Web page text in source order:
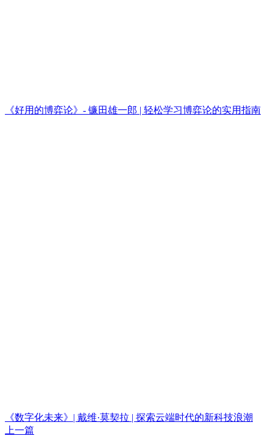
《好用的博弈论》- 镰田雄一郎 | 轻松学习博弈论的实用指南
《数字化未来》| 戴维·莫契拉 | 探索云端时代的新科技浪潮
上一篇